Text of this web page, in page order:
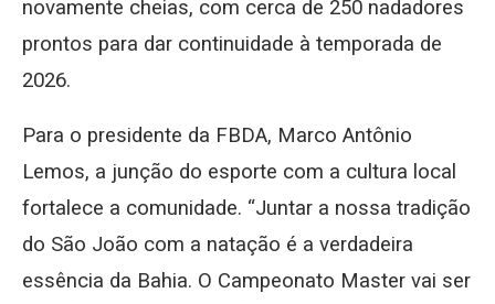
novamente cheias, com cerca de 250 nadadores
prontos para dar continuidade à temporada de
2026.
Para o presidente da FBDA, Marco Antônio
Lemos, a junção do esporte com a cultura local
fortalece a comunidade. “Juntar a nossa tradição
do São João com a natação é a verdadeira
essência da Bahia. O Campeonato Master vai ser